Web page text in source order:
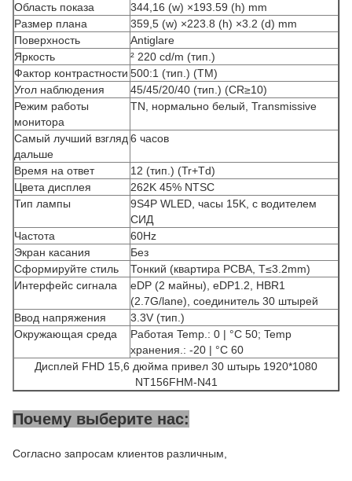
Область показа
344,16 (w) ×193.59 (h) mm
Размер плана
359,5 (w) ×223.8 (h) ×3.2 (d) mm
Поверхность
Antiglare
Яркость
² 220 cd/m (тип.)
Фактор контрастности 500:1 (тип.) (TM)
Угол наблюдения
45/45/20/40 (тип.) (CR≥10)
Режим работы
монитора
TN, нормально белый, Transmissive
Самый лучший взгляд
дальше
6 часов
Время на ответ
12 (тип.) (Tr+Td)
Цвета дисплея
262K 45% NTSC
Тип лампы
9S4P WLED, часы 15K, с водителем
СИД
Частота
60Hz
Экран касания
Без
Сформируйте стиль
Тонкий (квартира PCBA, T≤3.2mm)
Интерфейс сигнала
eDP (2 майны), eDP1.2, HBR1
(2.7G/lane), соединитель 30 штырей
Ввод напряжения
3.3V (тип.)
Окружающая среда
Работая Temp.: 0 | °C 50; Temp
хранения.: -20 | °C 60
Дисплей FHD 15,6 дюйма привел 30 штырь 1920*1080
NT156FHM-N41
Почему выберите нас:
Согласно запросам клиентов различным,